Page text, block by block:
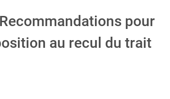
pour
au recul du trait